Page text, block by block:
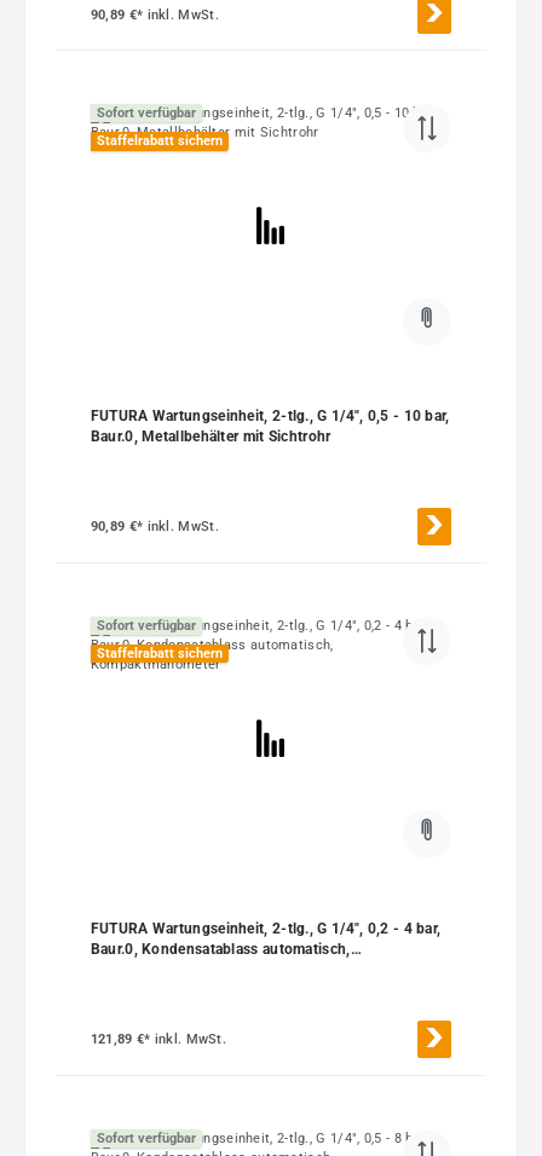
90,89 €* inkl. MwSt.
Sofort verfügbar
Staffelrabatt sichern
FUTURA Wartungseinheit, 2-tlg., G 1/4", 0,5 - 10 bar,
Baur.0, Metallbehälter mit Sichtrohr
90,89 €* inkl. MwSt.
Sofort verfügbar
Staffelrabatt sichern
FUTURA Wartungseinheit, 2-tlg., G 1/4", 0,2 - 4 bar,
Baur.0, Kondensatablass automatisch,
121,89 €* inkl. MwSt.
Sofort verfügbar